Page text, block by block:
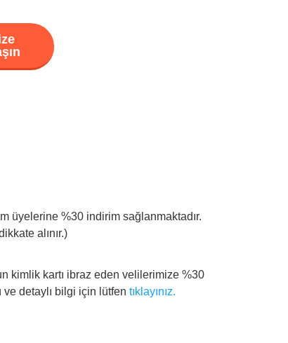
üyelerine %30 indirim sağlanmaktadır.
alınır.)
kimlik kartı ibraz eden velilerimize %30
detaylı bilgi için lütfen tıklayınız.